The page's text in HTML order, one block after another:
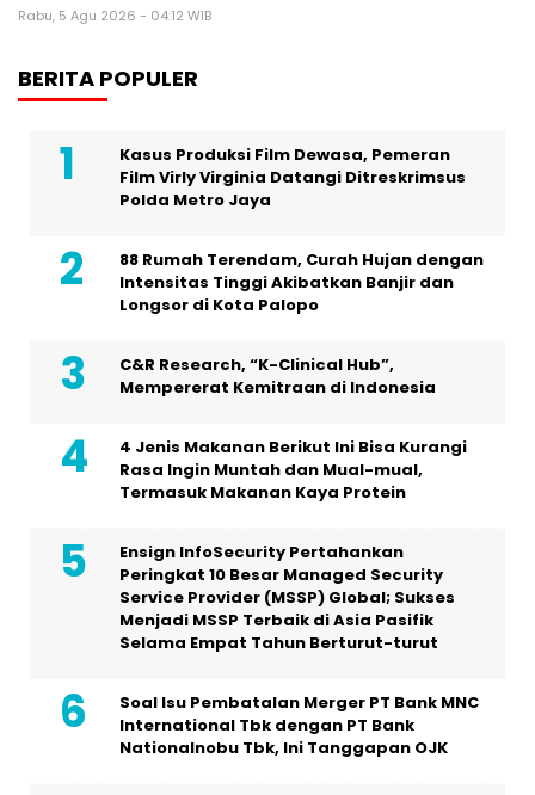
Rabu, 5 Agu 2026 - 04:12 WIB
BERITA POPULER
Kasus Produksi Film Dewasa, Pemeran
Film Virly Virginia Datangi Ditreskrimsus
Polda Metro Jaya
88 Rumah Terendam, Curah Hujan dengan
Intensitas Tinggi Akibatkan Banjir dan
Longsor di Kota Palopo
C&R Research, “K-Clinical Hub”,
Mempererat Kemitraan di Indonesia
4 Jenis Makanan Berikut Ini Bisa Kurangi
Rasa Ingin Muntah dan Mual-mual,
Termasuk Makanan Kaya Protein
Ensign InfoSecurity Pertahankan
Peringkat 10 Besar Managed Security
Service Provider (MSSP) Global; Sukses
Menjadi MSSP Terbaik di Asia Pasifik
Selama Empat Tahun Berturut-turut
Soal Isu Pembatalan Merger PT Bank MNC
International Tbk dengan PT Bank
Nationalnobu Tbk, Ini Tanggapan OJK